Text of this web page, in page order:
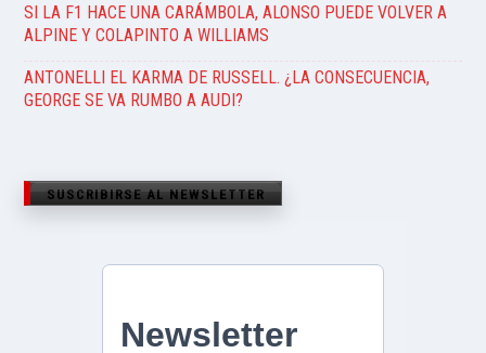
SI LA F1 HACE UNA CARÁMBOLA, ALONSO PUEDE VOLVER A
ALPINE Y COLAPINTO A WILLIAMS
ANTONELLI EL KARMA DE RUSSELL. ¿LA CONSECUENCIA,
GEORGE SE VA RUMBO A AUDI?
SUSCRIBIRSE AL NEWSLETTER